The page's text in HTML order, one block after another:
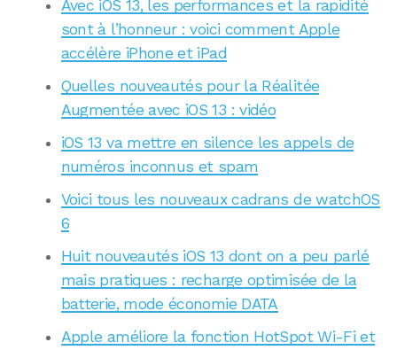
Avec iOS 13, les performances et la rapidité
sont à l’honneur : voici comment Apple
accélère iPhone et iPad
Quelles nouveautés pour la Réalitée
Augmentée avec iOS 13 : vidéo
iOS 13 va mettre en silence les appels de
numéros inconnus et spam
Voici tous les nouveaux cadrans de watchOS
6
Huit nouveautés iOS 13 dont on a peu parlé
mais pratiques : recharge optimisée de la
batterie, mode économie DATA
Apple améliore la fonction HotSpot Wi-Fi et